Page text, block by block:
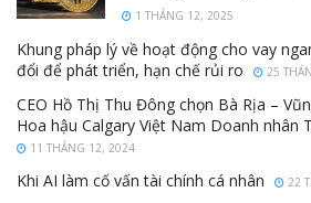
1 THÁNG 12, 2025
Khung pháp lý về hoạt động cho vay
đổi để phát triển, hạn chế rủi ro
25
CEO Hồ Thị Thu Đông chọn Bà Rịa –
Hoa hậu Calgary Việt Nam Doanh nhân
11 THÁNG 12, 2024
Khi AI làm cố vấn tài chính cá nhân 22